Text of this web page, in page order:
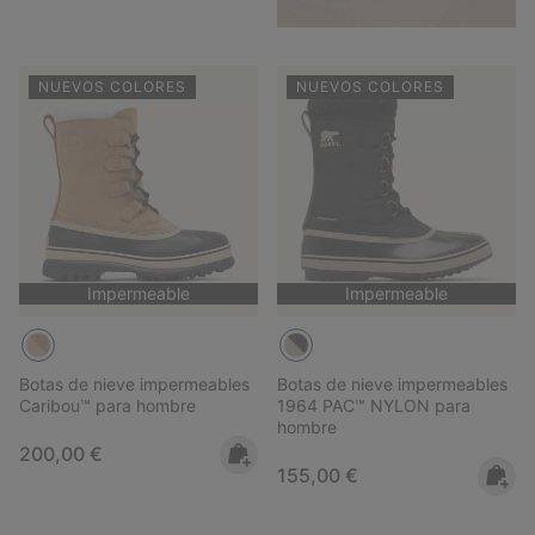
NUEVOS COLORES
Impermeable
Botas de nieve impermeables
Caribou™ para hombre
Regular price:
200,00 €
NUEVOS COLORES
Impermeable
Botas de nieve impermeables
1964 PAC™ NYLON para
hombre
Regular price:
155,00 €